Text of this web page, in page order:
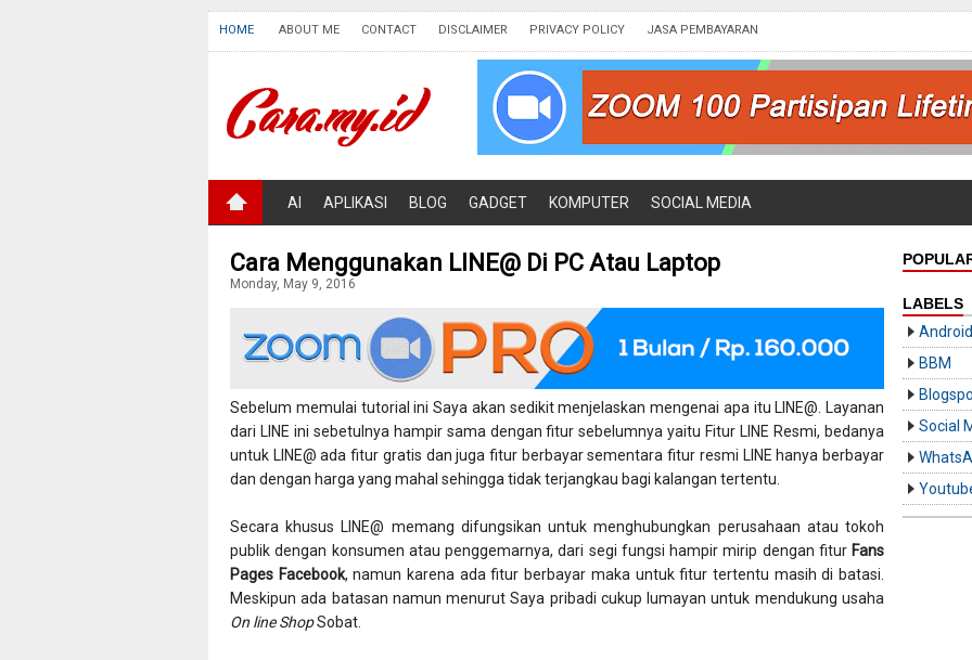
HOME ABOUT ME CONTACT DISCLAIMER PRIVACY POLICY JASA PEMBAYARAN
AI APLIKASI BLOG GADGET KOMPUTER SOCIAL MEDIA
Cara Menggunakan LINE@ Di PC Atau Laptop
Monday, May 9, 2016
Sebelum memulai tutorial ini Saya akan sedikit menjelaskan mengenai apa itu LINE@. Layanan
dari LINE ini sebetulnya hampir sama dengan fitur sebelumnya yaitu Fitur LINE Resmi, bedanya
untuk LINE@ ada fitur gratis dan juga fitur berbayar sementara fitur resmi LINE hanya berbayar
dan dengan harga yang mahal sehingga tidak terjangkau bagi kalangan tertentu.
Secara khusus LINE@ memang difungsikan untuk menghubungkan perusahaan atau tokoh
publik dengan konsumen atau penggemarnya, dari segi fungsi hampir mirip dengan fitur Fans
Pages Facebook, namun karena ada fitur berbayar maka untuk fitur tertentu masih di batasi.
Meskipun ada batasan namun menurut Saya pribadi cukup lumayan untuk mendukung usaha
On line ShopSobat.
LABELS
Android
BBM
Social